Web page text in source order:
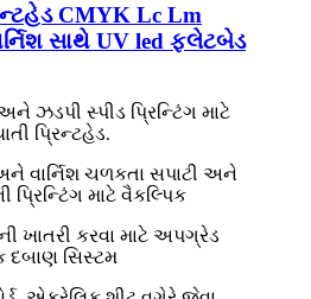
CMYK Lc Lm
સાથે UV led ફ્લેટબેડ
ઝડપી સ્પીડ પ્રિન્ટિંગ માટે
પ્રિન્ટહેડ.
વાર્નિશ ચળકતા સપાટી અને
પ્રિન્ટિંગ માટે વૈકલ્પિક
ખાતરી કરવા માટે અપગ્રેડ
દબાણ સિસ્ટમ